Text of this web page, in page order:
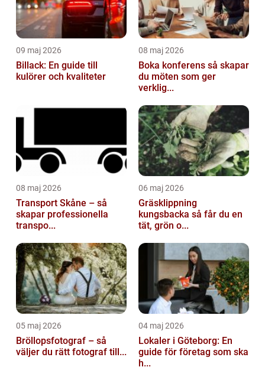
09 maj 2026
Billack: En guide till
kulörer och kvaliteter
08 maj 2026
Boka konferens så skapar
du möten som ger
verklig...
08 maj 2026
Transport Skåne – så
skapar professionella
transpo...
06 maj 2026
Gräsklippning
kungsbacka så får du en
tät, grön o...
05 maj 2026
Bröllopsfotograf – så
väljer du rätt fotograf till...
04 maj 2026
Lokaler i Göteborg: En
guide för företag som ska
h...